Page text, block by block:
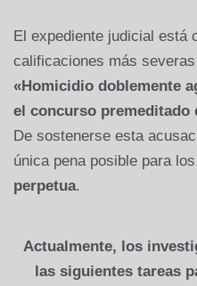
El expediente judicial está
calificaciones más
«Homicidio doblemente
el concurso premeditado
De sostenerse esta
única pena posible para
perpetua.
Actualmente, los
las siguientes tareas